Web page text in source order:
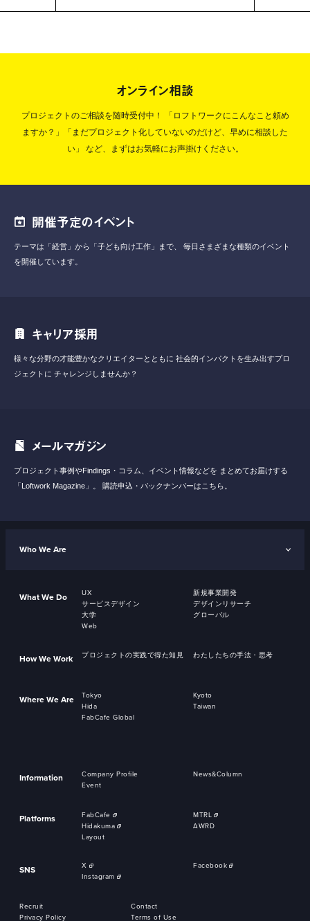
オンライン相談
プロジェクトのご相談を随時受付中！
「ロフトワークにこんなこと頼め
ますか？」「まだプロジェクト化していないのだけど、早めに相談した
い」
など、まずはお気軽にお声掛けください。
開催予定のイベント
テーマは「経営」から「子ども向け工作」まで、
毎日さまざまな種類のイベント
を開催しています。
キャリア採用
様々な分野の才能豊かなクリエイターとともに 社会的インパクトを生み出すプロ
ジェクトに チャレンジしませんか？
メールマガジン
プロジェクト事例やFindings・コラム、イベント情報などを まとめてお届けする
「Loftwork Magazine」。
購読申込・バックナンバーはこちら。
Who We Are
What We Do UX
新規事業開発
サービスデザイン
デザインリサーチ
大学
グローバル
Web
How We Work プロジェクトの実践で得た知見 わたしたちの手法・思考
Where We Are Tokyo
Kyoto
Hida
Taiwan
FabCafe Global
Information Company Profile
News&Column
Event
Platforms FabCafe
MTRL
Hidakuma
AWRD
Layout
SNS X
Facebook
Instagram
Recruit
Contact
Privacy Policy
Terms of Use